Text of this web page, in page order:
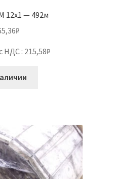
12х1 — 492м
₽
НДС : 215,58₽